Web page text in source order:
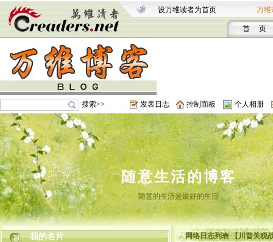
设万维读者为首页 万维
首 页
搜索>> 发表日志 控制面板 个人相册
随意生活的博客
随意的生活是最好的生活
我的名片 网络日志列表 【川普关税